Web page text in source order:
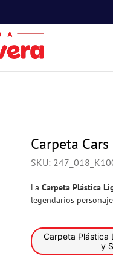
Carpeta
SKU:
La Carpeta Plástica
legendarios
Carpeta Plástica Liga Cars
y